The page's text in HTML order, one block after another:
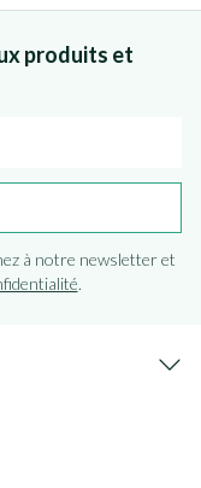
produits et
à notre newsletter et
.